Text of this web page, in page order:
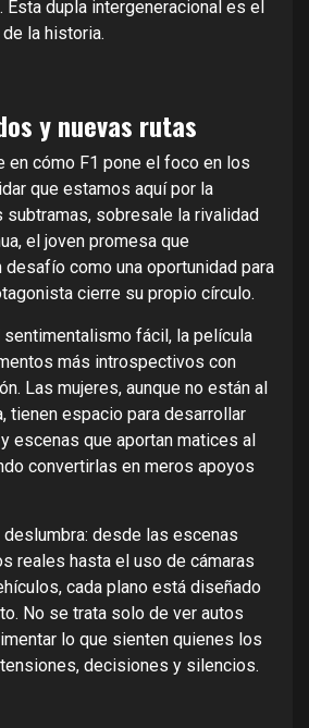
dupla intergeneracional es el
la historia.
y nuevas rutas
en cómo F1 pone el foco en los
que estamos aquí por la
subtramas, sobresale la rivalidad
el joven promesa que
desafío como una oportunidad para
cierre su propio círculo.
fácil, la película
más introspectivos con
Las mujeres, aunque no están al
tienen espacio para desarrollar
escenas que aportan matices al
convertirlas en meros apoyos
desde las escenas
reales hasta el uso de cámaras
cada plano está diseñado
No se trata solo de ver autos
lo que sienten quienes los
decisiones y silencios.